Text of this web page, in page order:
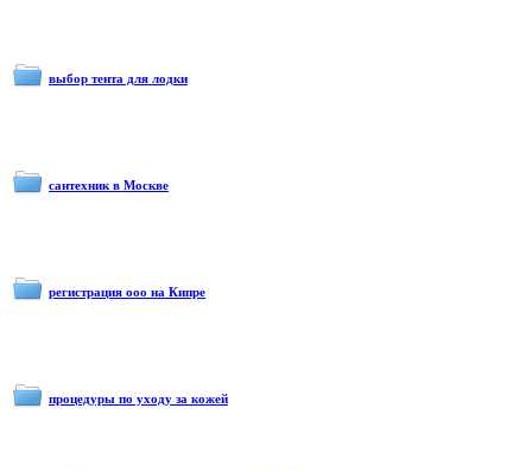
выбор тента для лодки
сантехник в Москве
регистрация ооо на Кипре
процедуры по уходу за кожей